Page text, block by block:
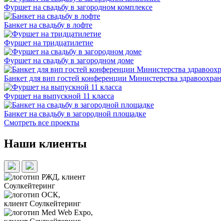
Фуршет на свадьбу в загородном комплексе
Банкет на свадьбу в лофте
Фуршет на тридцатилетие
Фуршет на свадьбу в загородном доме
Банкет для вип гостей конференции Министерства
Фуршет на выпускной 11 класса
Банкет на свадьбу в загородной площадке
Смотреть все проекты
Наши клиенты